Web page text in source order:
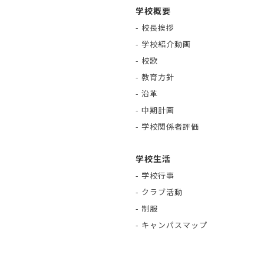
学校概要
- 校長挨拶
- 学校紹介動画
- 校歌
- 教育方針
- 沿革
- 中期計画
- 学校関係者評価
学校生活
- 学校行事
- クラブ活動
- 制服
- キャンパスマップ